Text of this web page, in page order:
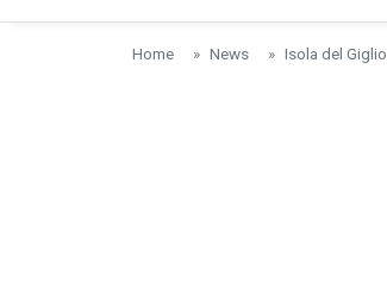
Home News Isola del Giglio